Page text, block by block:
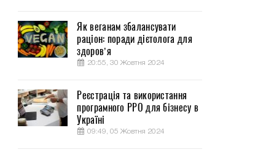
Як веганам збалансувати
раціон: поради дієтолога для
здоров’я
20:55, 30 Жовтня 2024
Реєстрація та використання
програмного РРО для бізнесу в
Україні
09:49, 05 Жовтня 2024